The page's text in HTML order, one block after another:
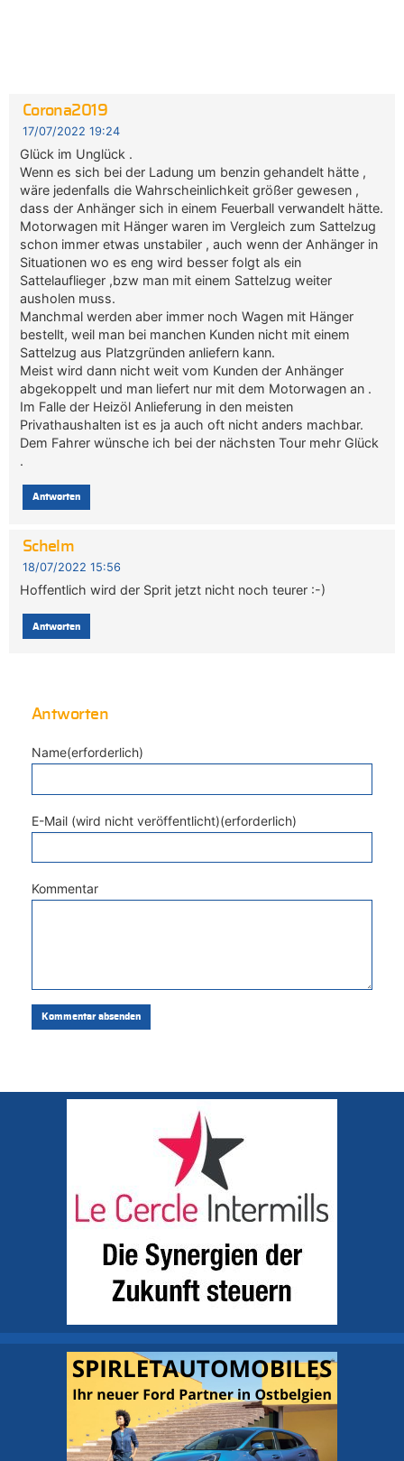
Corona2019
17/07/2022 19:24
Glück im Unglück .
Wenn es sich bei der Ladung um benzin gehandelt hätte ,
wäre jedenfalls die Wahrscheinlichkeit größer gewesen ,
dass der Anhänger sich in einem Feuerball verwandelt hätte.
Motorwagen mit Hänger waren im Vergleich zum Sattelzug
schon immer etwas unstabiler , auch wenn der Anhänger in
Situationen wo es eng wird besser folgt als ein
Sattelauflieger ,bzw man mit einem Sattelzug weiter
ausholen muss.
Manchmal werden aber immer noch Wagen mit Hänger
bestellt, weil man bei manchen Kunden nicht mit einem
Sattelzug aus Platzgründen anliefern kann.
Meist wird dann nicht weit vom Kunden der Anhänger
abgekoppelt und man liefert nur mit dem Motorwagen an .
Im Falle der Heizöl Anlieferung in den meisten
Privathaushalten ist es ja auch oft nicht anders machbar.
Dem Fahrer wünsche ich bei der nächsten Tour mehr Glück
.
Antworten
Schelm
18/07/2022 15:56
Hoffentlich wird der Sprit jetzt nicht noch teurer :-)
Antworten
Antworten
Name(erforderlich)
E-Mail (wird nicht veröffentlicht)(erforderlich)
Kommentar